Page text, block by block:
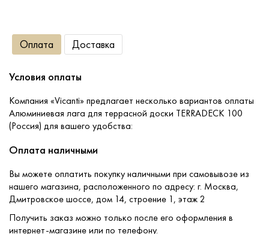
Доставка
Контакты
Оплата Доставка
Условия оплаты
Компания «Vicanti» предлагает несколько вариантов оплаты
Алюминиевая лага для террасной доски TERRADECK 100
(Россия) для вашего удобства:
Оплата наличными
Вы можете оплатить покупку наличными при самовывозе из
нашего магазина, расположенного по адресу: г. Москва,
Дмитровское шоссе, дом 14, строение 1, этаж 2
Получить заказ можно только после его оформления в
интернет-магазине или по телефону.